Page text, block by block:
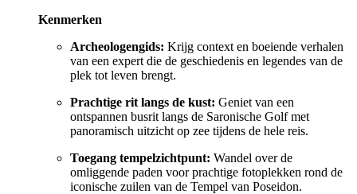
Kenmerken
Archeologengids: Krijg context en boeiende verhalen
van een expert die de geschiedenis en legendes van de
plek tot leven brengt.
Prachtige rit langs de kust: Geniet van een
ontspannen busrit langs de Saronische Golf met
panoramisch uitzicht op zee tijdens de hele reis.
Toegang tempelzichtpunt: Wandel over de
omliggende paden voor prachtige fotoplekken rond de
iconische zuilen van de Tempel van Poseidon.